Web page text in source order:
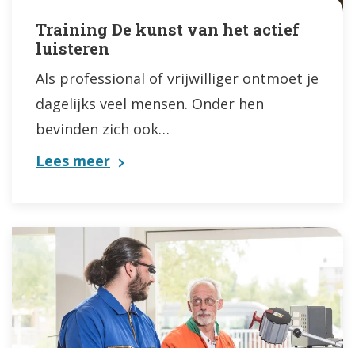
Training De kunst van het actief
luisteren
Als professional of vrijwilliger ontmoet je
dagelijks veel mensen. Onder hen
bevinden zich ook…
Lees meer